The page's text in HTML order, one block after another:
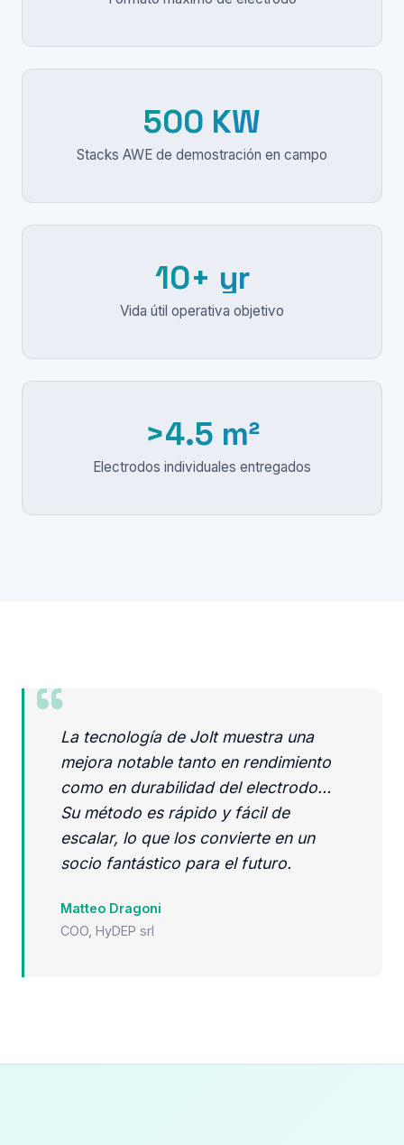
500 KW
Stacks AWE de demostración en campo
10+ yr
Vida útil operativa objetivo
>4.5 m²
Electrodos individuales entregados
Testimonial
La tecnología de Jolt muestra una
mejora notable tanto en rendimiento
como en durabilidad del electrodo…
Su método es rápido y fácil de
escalar, lo que los convierte en un
socio fantástico para el futuro.
Matteo Dragoni
COO, HyDEP srl